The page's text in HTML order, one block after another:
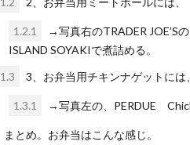
1.2.1
→写真右のTRADER JOE’S
ISLAND SOYAKIで煮詰める。
1.3
3、お弁当用チキンナゲットには、
1.3.1 →写真左の、PERDUE
まとめ。お弁当はこんな感じ。